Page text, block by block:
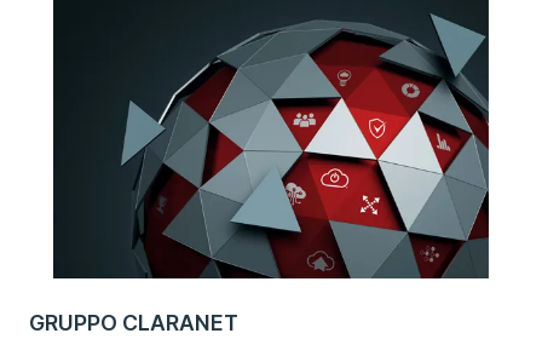
GRUPPO CLARANET